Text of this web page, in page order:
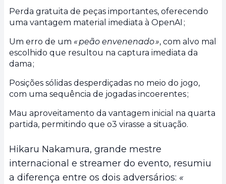
Perda gratuita de peças importantes, oferecendo
uma vantagem material imediata à OpenAI ;
Um erro de um « peão envenenado », com alvo mal
escolhido que resultou na captura imediata da
dama ;
Posições sólidas desperdiçadas no meio do jogo,
com uma sequência de jogadas incoerentes ;
Mau aproveitamento da vantagem inicial na quarta
partida, permitindo que o3 virasse a situação.
Hikaru Nakamura, grande mestre
internacional e streamer do evento, resumiu
a diferença entre os dois adversários: «